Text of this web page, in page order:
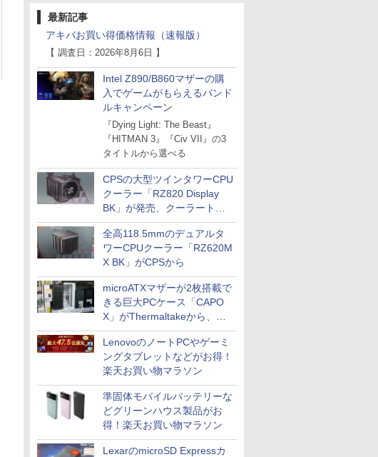
最新記事
アキバお買い得価格情報（速報版）
【 調査日：2026年8月6日 】
Intel Z890/B860マザーの購
入でゲームがもらえるバンド
ルキャンペーン
『Dying Light: The Beast』
『HITMAN 3』『Civ VII』の3
タイトルから選べる
CPSの大型ツインタワーCPU
クーラー「RZ820 Display
BK」が発売、クーラートッ
プに5インチ液晶搭載
全高118.5mmのデュアルタ
ワーCPUクーラー「RZ620M
X BK」がCPSから
microATXマザーが2枚搭載で
きる巨大PCケース「CAPO
X」がThermaltakeから、カ
ラーは2色
LenovoのノートPCやゲーミ
ングタブレットなどがお得！
楽天お買い物マラソン
準固体モバイルバッテリーな
どグリーンハウス製品がお
得！楽天お買い物マラソン
LexarのmicroSD Expressカ